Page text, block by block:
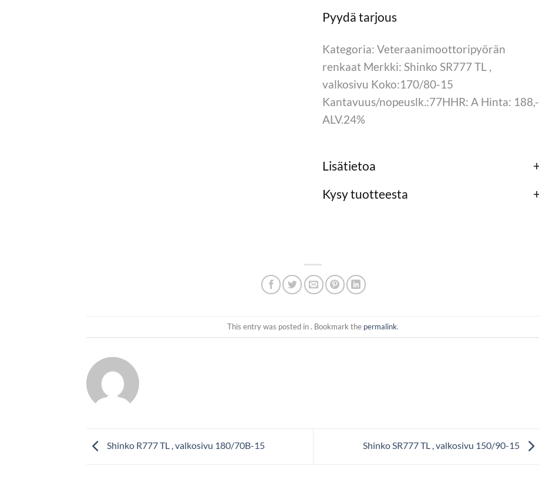
Kategoria: Veteraanimoottoripyörän
renkaat Merkki: Shinko SR777 TL ,
valkosivu Koko:170/80-15
Kantavuus/nopeuslk.:77HHR: A Hinta: 188,-
ALV.24%
Lisätietoa
Kysy tuotteesta
This entry was posted in . Bookmark the permalink.
Shinko R777 TL , valkosivu 180/70B-15 Shinko SR777 TL , valkosivu 150/90-15